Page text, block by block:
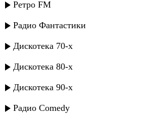
Ретро FM
Радио Фантастики
Дискотека 70-х
Дискотека 80-х
Дискотека 90-х
Радио Comedy